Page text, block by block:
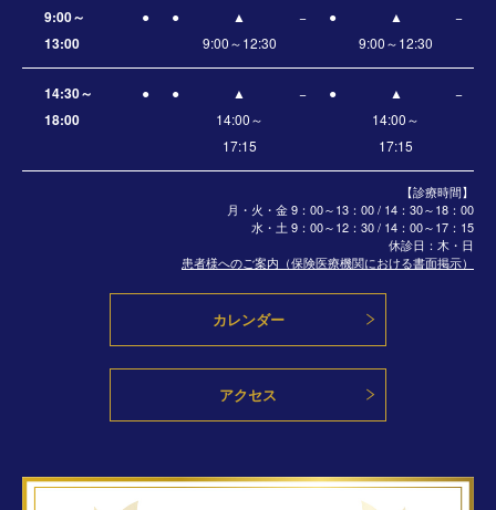
【診療時間】
月・火・金 9：00～13：00 / 14：30～18：00
水・土 9：00～12：30 / 14：00～17：15
休診日：木・日
患者様へのご案内（保険医療機関における書面掲示）
9:00～
13:00
● ●
▲
9:00～12:30
− ●
▲
9:00～12:30
−
14:30～
18:00
● ●
▲
14:00～
17:15
− ●
▲
14:00～
17:15
−
カレンダー
アクセス